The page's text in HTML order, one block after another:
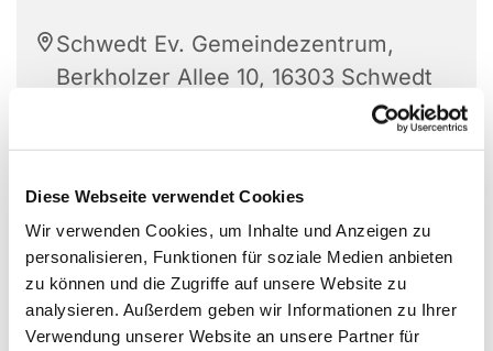
Diese Webseite verwendet Cookies
Wir verwenden Cookies, um Inhalte und Anzeigen zu
personalisieren, Funktionen für soziale Medien anbieten
zu können und die Zugriffe auf unsere Website zu
analysieren. Außerdem geben wir Informationen zu Ihrer
Verwendung unserer Website an unsere Partner für
Schwedt Ev. Gemeindezentrum,
Berkholzer Allee 10, 16303 Schwedt